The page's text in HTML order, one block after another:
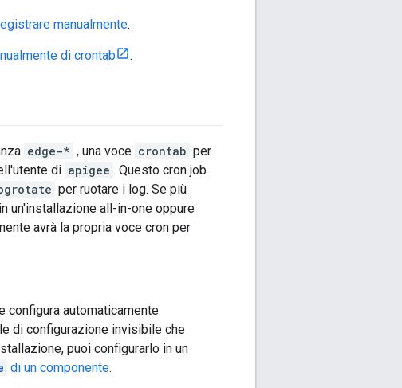
manualmente.
di crontab .
edge-* , una voce crontab per
di apigee . Questo cron job
per ruotare i log. Se più
un'installazione all-in-one oppure
avrà la propria voce cron per
configura automaticamente
di configurazione invisibile che
puoi configurarlo in un
di un componente.